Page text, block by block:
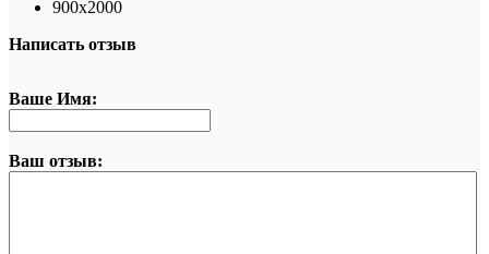
900х2000
Написать отзыв
Ваше Имя:
Ваш отзыв: